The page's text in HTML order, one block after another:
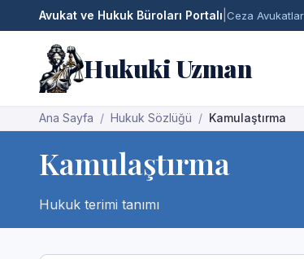
Avukat ve Hukuk Büroları Portalı Ceza
Hukuki Uzman
Ana Sayfa Hukuk Sözlüğü Kamulaştırma
Kamulaştırma
Hukuk terimi tanımı